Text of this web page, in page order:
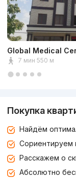
Global Medical
7 мин 550 м
Покупка
Найдём
Сориентируем
Расскажем о
Абсолютно